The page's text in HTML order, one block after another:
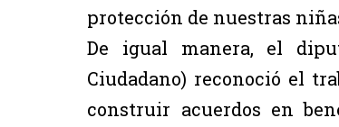
protección de nuestras
De igual manera, el
Ciudadano) reconoció el
construir acuerdos en